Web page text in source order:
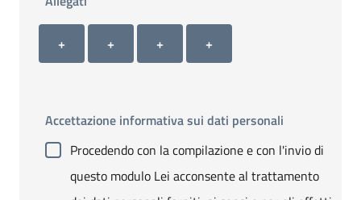
Allegato 1
+
Allegato 2
+
Allegato 3
+
Allegato 4
+
Accettazione informativa sui dati personali
Procedendo con la compilazione e con l'invio di
questo modulo Lei acconsente al trattamento